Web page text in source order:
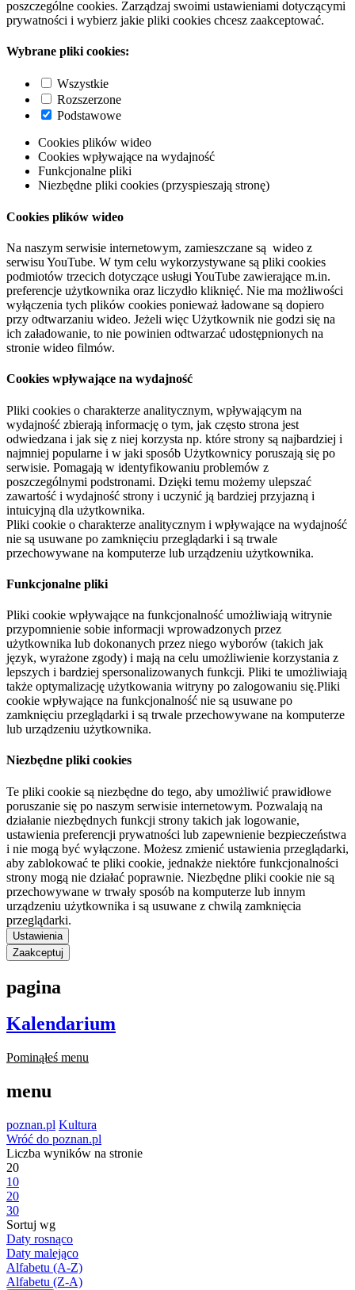
poszczególne cookies. Zarządzaj swoimi ustawieniami dotyczącymi
prywatności i wybierz jakie pliki cookies chcesz zaakceptować.
Wybrane pliki cookies:
Wszystkie
Rozszerzone
Podstawowe
Cookies plików wideo
Cookies wpływające na wydajność
Funkcjonalne pliki
Niezbędne pliki cookies (przyspieszają stronę)
Cookies plików wideo
Na naszym serwisie internetowym, zamieszczane są wideo z
serwisu YouTube. W tym celu wykorzystywane są pliki cookies
podmiotów trzecich dotyczące usługi YouTube zawierające m.in.
preferencje użytkownika oraz liczydło kliknięć. Nie ma możliwości
wyłączenia tych plików cookies ponieważ ładowane są dopiero
przy odtwarzaniu wideo. Jeżeli więc Użytkownik nie godzi się na
ich załadowanie, to nie powinien odtwarzać udostępnionych na
stronie wideo filmów.
Cookies wpływające na wydajność
Pliki cookies o charakterze analitycznym, wpływającym na
wydajność zbierają informację o tym, jak często strona jest
odwiedzana i jak się z niej korzysta np. które strony są najbardziej i
najmniej popularne i w jaki sposób Użytkownicy poruszają się po
serwisie. Pomagają w identyfikowaniu problemów z
poszczególnymi podstronami. Dzięki temu możemy ulepszać
zawartość i wydajność strony i uczynić ją bardziej przyjazną i
intuicyjną dla użytkownika.
Pliki cookie o charakterze analitycznym i wpływające na wydajność
nie są usuwane po zamknięciu przeglądarki i są trwale
przechowywane na komputerze lub urządzeniu użytkownika.
Funkcjonalne pliki
Pliki cookie wpływające na funkcjonalność umożliwiają witrynie
przypomnienie sobie informacji wprowadzonych przez
użytkownika lub dokonanych przez niego wyborów (takich jak
język, wyrażone zgody) i mają na celu umożliwienie korzystania z
lepszych i bardziej spersonalizowanych funkcji. Pliki te umożliwiają
także optymalizację użytkowania witryny po zalogowaniu się.Pliki
cookie wpływające na funkcjonalność nie są usuwane po
zamknięciu przeglądarki i są trwale przechowywane na komputerze
lub urządzeniu użytkownika.
Niezbędne pliki cookies
Te pliki cookie są niezbędne do tego, aby umożliwić prawidłowe
poruszanie się po naszym serwisie internetowym. Pozwalają na
działanie niezbędnych funkcji strony takich jak logowanie,
ustawienia preferencji prywatności lub zapewnienie bezpieczeństwa
i nie mogą być wyłączone. Możesz zmienić ustawienia przeglądarki,
aby zablokować te pliki cookie, jednakże niektóre funkcjonalności
strony mogą nie działać poprawnie. Niezbędne pliki cookie nie są
przechowywane w trwały sposób na komputerze lub innym
urządzeniu użytkownika i są usuwane z chwilą zamknięcia
przeglądarki.
Ustawienia
Zaakceptuj
pagina
Kalendarium
Pominąłeś menu
menu
poznan.pl Kultura
Wróć do poznan.pl
Liczba wyników na stronie
20
10
20
30
Sortuj wg
Daty rosnąco
Daty malejąco
Alfabetu (A-Z)
Alfabetu (Z-A)